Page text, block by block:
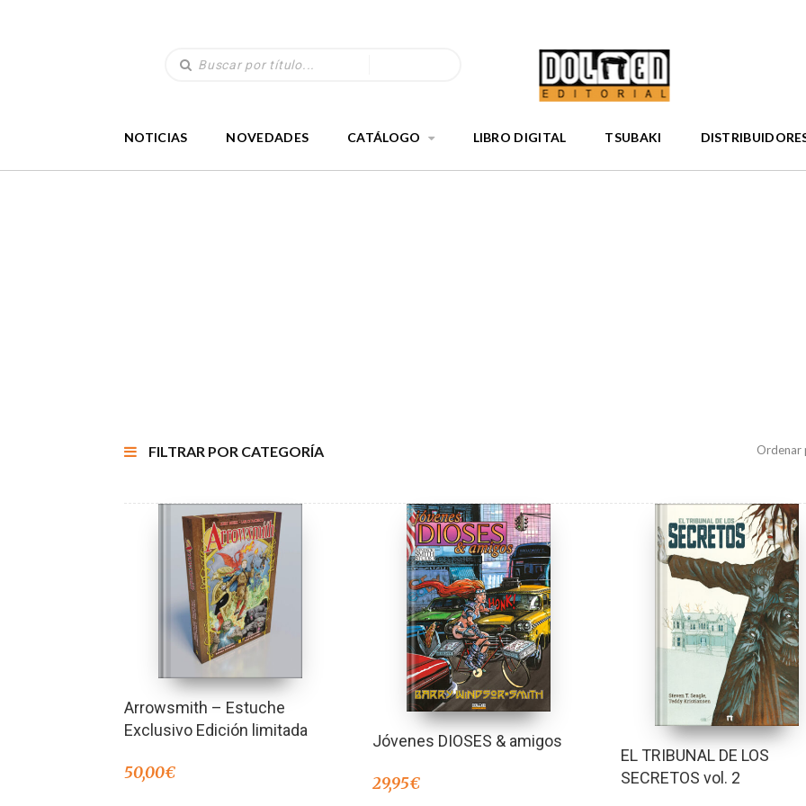
NOTICIAS NOVEDADES CATÁLOGO LIBRO DIGITAL TSUBAKI
FILTRAR POR CATEGORÍA Ordenar
Arrowsmith – Estuche
Exclusivo Edición limitada
50,00€
Jóvenes DIOSES & amigos
29,95€
EL TRIBUNAL DE LOS
SECRETOS vol. 2